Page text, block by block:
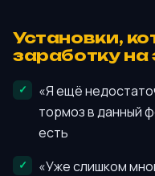
Установки,
заработку на
«Я ещё
тормоз в данный
есть
«Уже слишком